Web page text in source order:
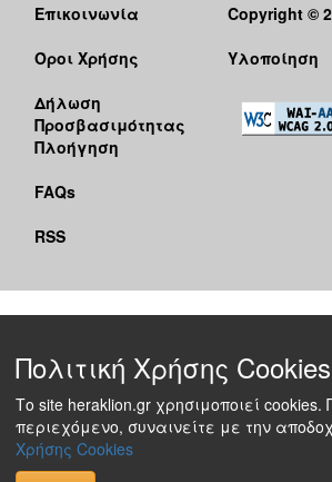
Επικοινωνία
Όροι Χρήσης
Δήλωση
Προσβασιμότητας
Πλοήγηση
FAQs
RSS
Copyright ©
Υλοποίηση
Πολιτική Χρήσης Cookies
Το site heraklion.gr χρησιμοποιεί
περιεχόμενο, συναινείτε με την
Χρήσης Cookies